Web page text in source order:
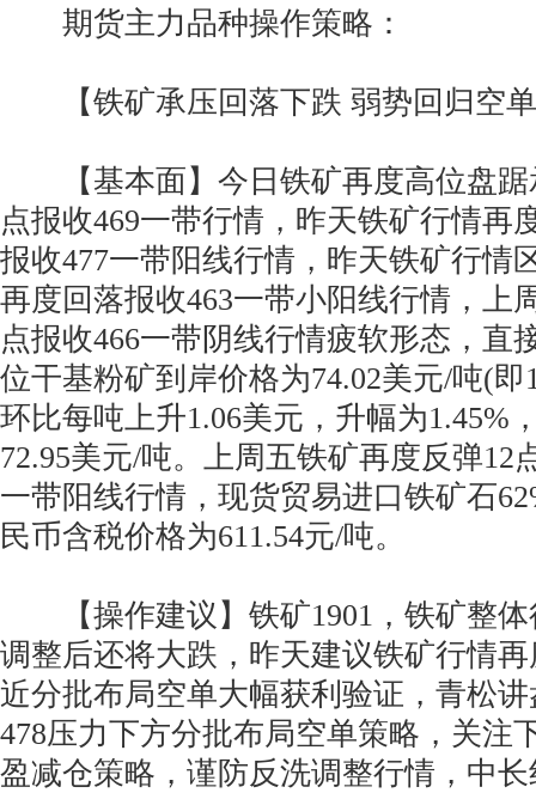
期货主力品种操作策略：
【铁矿承压回落下跌 弱势回归空
【基本面】今日铁矿再度高位盘踞
点报收469一带行情，昨天铁矿行情再
报收477一带阳线行情，昨天铁矿行情
再度回落报收463一带小阳线行情，上
点报收466一带阴线行情疲软形态，直
位干基粉矿到岸价格为74.02美元/吨(即
环比每吨上升1.06美元，升幅为1.45%
72.95美元/吨。上周五铁矿再度反弹12
一带阳线行情，现货贸易进口铁矿石
民币含税价格为611.54元/吨。
【操作建议】铁矿1901，铁矿整体
调整后还将大跌，昨天建议铁矿行情
近分批布局空单大幅获利验证，青松
478压力下方分批布局空单策略，关注
盈减仓策略，谨防反洗调整行情，中